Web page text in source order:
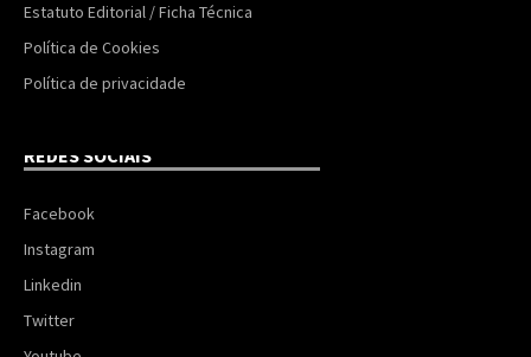
Estatuto Editorial / Ficha Técnica
Política de Cookies
Política de privacidade
REDES SOCIAIS
Facebook
Instagram
Linkedin
Twitter